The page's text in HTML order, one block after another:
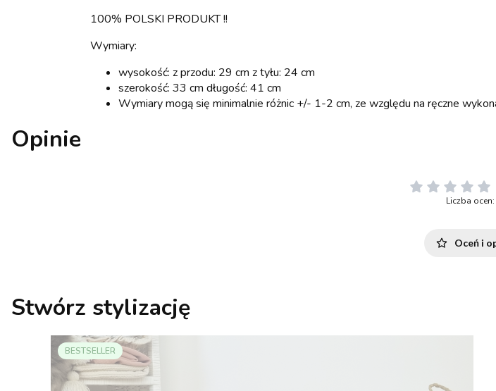
100% POLSKI PRODUKT !!
Wymiary:
wysokość: z przodu: 29 cm z tyłu: 24 cm
szerokość: 33 cm długość: 41 cm
Wymiary mogą się minimalnie różnic +/- 1-2 cm, ze względu na ręczne
Opinie
Liczba ocen:
Oceń i
Stwórz stylizację
BESTSELLER